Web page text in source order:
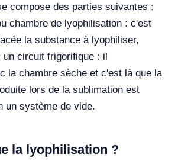
compose des parties suivantes :
chambre de lyophilisation : c'est
la substance à lyophiliser,
un circuit frigorifique : il
la chambre sèche et c'est là que la
lors de la sublimation est
un système de vide.
la lyophilisation ?